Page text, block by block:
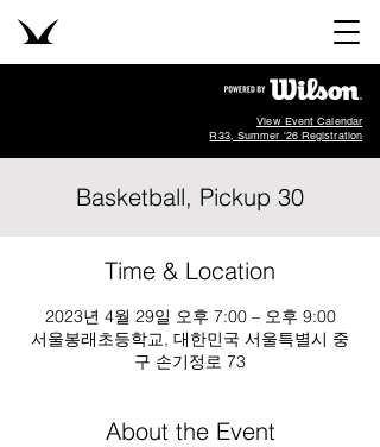
View Event Calendar
R33, Summer '26 Registration
Basketball, Pickup 30
Time & Location
2023년 4월 29일 오후 7:00 – 오후 9:00
서울봉래초등학교, 대한민국 서울특별시 중
구 손기정로 73
About the Event